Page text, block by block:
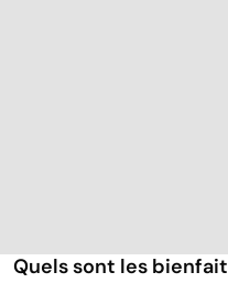
Quels sont les